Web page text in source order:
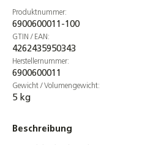
Produktnummer:
6900600011-100
GTIN / EAN:
4262435950343
Herstellernummer:
6900600011
Gewicht / Volumengewicht:
5 kg
Beschreibung